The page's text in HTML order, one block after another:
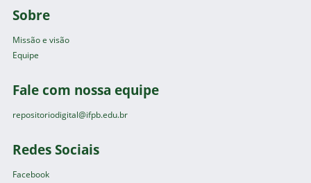
Sobre
Missão e visão
Equipe
Fale com nossa equipe
repositoriodigital@ifpb.edu.br
Redes Sociais
Facebook